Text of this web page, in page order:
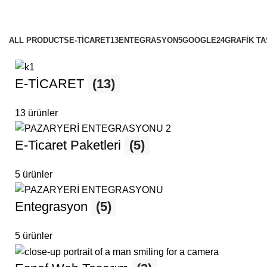
ALL PRODUCTSE-TİCARET13ENTEGRASYON5GOOGLE24GRAFİK
E-TİCARET (13)
13 ürünler
E-Ticaret Paketleri (5)
5 ürünler
Entegrasyon (5)
5 ürünler